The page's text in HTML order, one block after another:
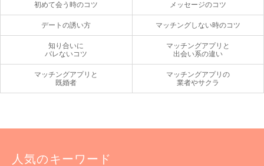
初めて会う時のコツ メッセージのコツ
デートの誘い方 マッチングしない時のコツ
知り合いに
バレないコツ
マッチングアプリと
出会い系の違い
マッチングアプリと
既婚者
マッチングアプリの
業者やサクラ
人気のキーワード